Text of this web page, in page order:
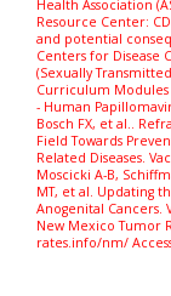
Health Association
Resource Center:
and potential
Centers for Disease
(Sexually
Curriculum Modules
- Human
Bosch FX, et al..
Field Towards
Related Diseases.
Moscicki A-B,
MT, et al. Updating
Anogenital Cancers.
New Mexico Tumor
rates.info/nm/